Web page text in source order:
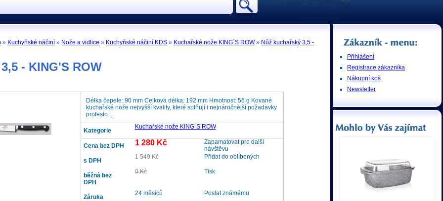
» Kuchyňské náčiní » Nože a vidlice » Kuchyňské náčiní KDS » Kuchařské nože KING´S ROW» Nůž kuchařský 3,5 -
- KING'S ROW
Délka čepele: 90 mm Celková délka: 192 mm Hmotnost: 56 g Kované
kuchařské nože nejvyšší kvality, které splňují i nejnáročnější požadavky
profesio ...
Kategorie
Kuchařské nože KING´S ROW
Cena bez DPH 1 280 Kč
Zapamatovat pro další
návštěvu
s DPH
1 549 Kč Přidat do oblíbených
běžná bez
DPH
0 Kč Tisk
Záruka
24 měsíců Poslat známému
Přihlášení
Registrace zákazníka
Nákupní koš
Newsletter